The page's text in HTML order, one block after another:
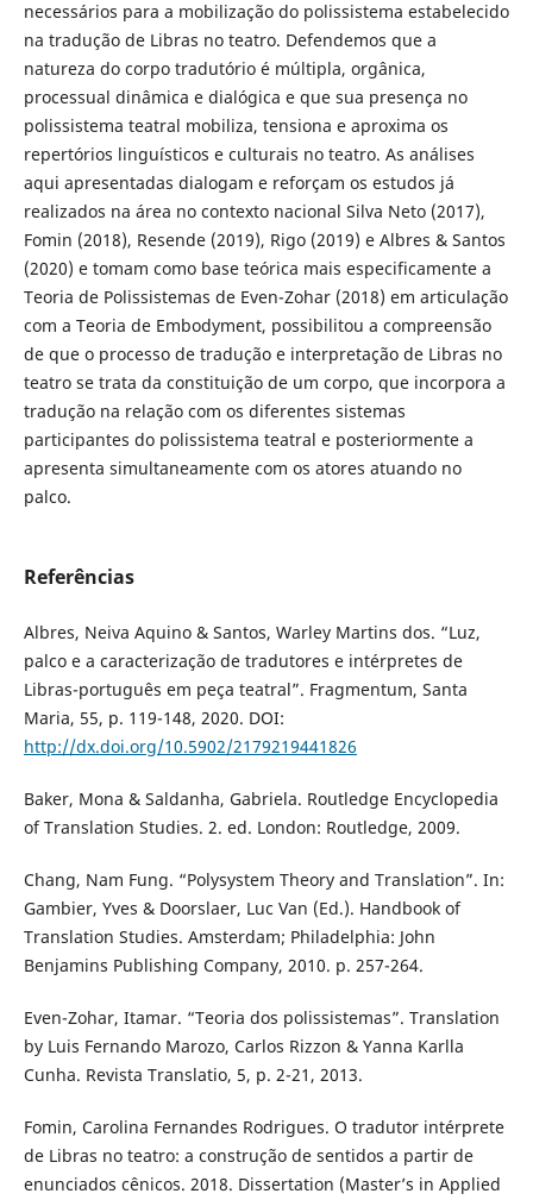
necessários para a mobilização do polissistema estabelecido
na tradução de Libras no teatro. Defendemos que a
natureza do corpo tradutório é múltipla, orgânica,
processual dinâmica e dialógica e que sua presença no
polissistema teatral mobiliza, tensiona e aproxima os
repertórios linguísticos e culturais no teatro. As análises
aqui apresentadas dialogam e reforçam os estudos já
realizados na área no contexto nacional Silva Neto (2017),
Fomin (2018), Resende (2019), Rigo (2019) e Albres & Santos
(2020) e tomam como base teórica mais especificamente a
Teoria de Polissistemas de Even-Zohar (2018) em articulação
com a Teoria de Embodyment, possibilitou a compreensão
de que o processo de tradução e interpretação de Libras no
teatro se trata da constituição de um corpo, que incorpora a
tradução na relação com os diferentes sistemas
participantes do polissistema teatral e posteriormente a
apresenta simultaneamente com os atores atuando no
palco.
Referências
Albres, Neiva Aquino & Santos, Warley Martins dos. “Luz,
palco e a caracterização de tradutores e intérpretes de
Libras-português em peça teatral”. Fragmentum, Santa
Maria, 55, p. 119-148, 2020. DOI:
http://dx.doi.org/10.5902/2179219441826
Baker, Mona & Saldanha, Gabriela. Routledge Encyclopedia
of Translation Studies. 2. ed. London: Routledge, 2009.
Chang, Nam Fung. “Polysystem Theory and Translation”. In:
Gambier, Yves & Doorslaer, Luc Van (Ed.). Handbook of
Translation Studies. Amsterdam; Philadelphia: John
Benjamins Publishing Company, 2010. p. 257-264.
Even-Zohar, Itamar. “Teoria dos polissistemas”. Translation
by Luis Fernando Marozo, Carlos Rizzon & Yanna Karlla
Cunha. Revista Translatio, 5, p. 2-21, 2013.
Fomin, Carolina Fernandes Rodrigues. O tradutor intérprete
de Libras no teatro: a construção de sentidos a partir de
enunciados cênicos. 2018. Dissertation (Master’s in Applied